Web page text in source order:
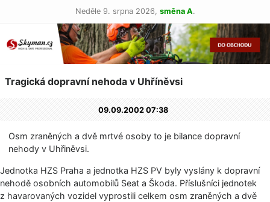
Neděle 9. srpna 2026, směna A.
Tragická dopravní nehoda v Uhříněvsi
09.09.2002 07:38
Osm zraněných a dvě mrtvé osoby to je bilance dopravní
nehody v Uhřiněvsi.
Jednotka HZS Praha a jednotka HZS PV byly vyslány k dopravní
nehodě osobních automobilů Seat a Škoda. Příslušníci jednotek
z havarovaných vozidel vyprostili celkem osm zraněných a dvě